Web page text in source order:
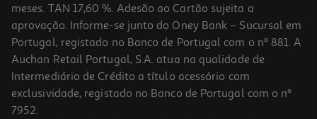
meses. TAN 17,60 %. Adesão ao Cartão sujeita a
aprovação. Informe-se junto do Oney Bank – Sucursal em
Portugal, registado no Banco de Portugal com o nº 881. A
Auchan Retail Portugal, S.A. atua na qualidade de
Intermediário de Crédito a título acessório com
exclusividade, registado no Banco de Portugal com o nº
7952.